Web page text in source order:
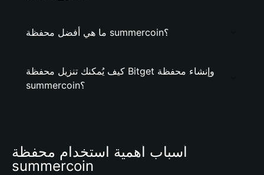
ما هي أفضل محفظة summercoin؟
كيف يُمكنك تنزيل محفظة Bitget وإنشاء محفظة
summercoin؟
أسباب أهمية استخدام محفظة
summercoin